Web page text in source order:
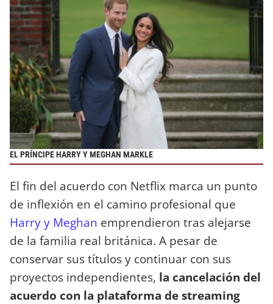
EL PRÍNCIPE HARRY Y MEGHAN MARKLE
El fin del acuerdo con Netflix marca un punto
de inflexión en el camino profesional que
Harry y Meghan emprendieron tras alejarse
de la familia real británica. A pesar de
conservar sus títulos y continuar con sus
proyectos independientes, la cancelación del
acuerdo con la plataforma de streaming